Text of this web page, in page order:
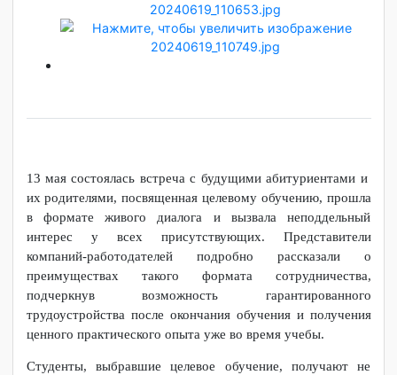
13 мая состоялась встреча с будущими абитуриентами и
их родителями, посвященная целевому обучению, прошла
в формате живого диалога и вызвала неподдельный
интерес у всех присутствующих. Представители